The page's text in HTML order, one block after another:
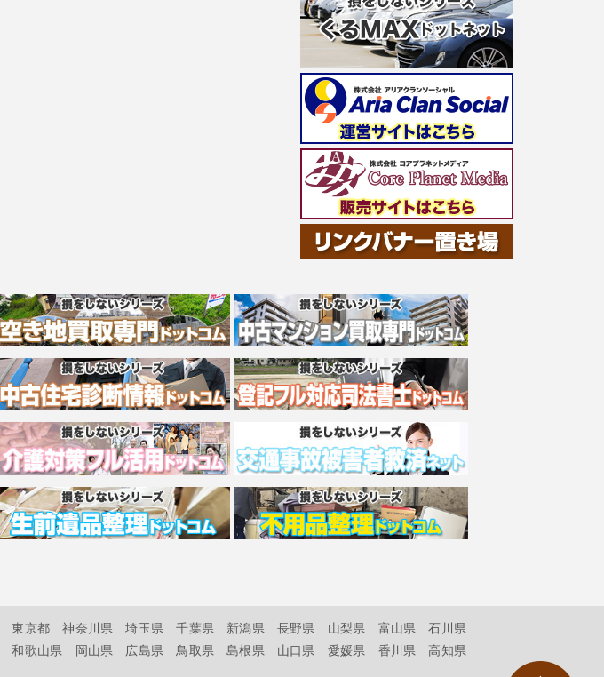
東京都 神奈川県 埼玉県 千葉県 新潟県 長野県 山梨県 富山県
石川県
和歌山県 岡山県 広島県 鳥取県 島根県 山口県 愛媛県 香川県
高知県